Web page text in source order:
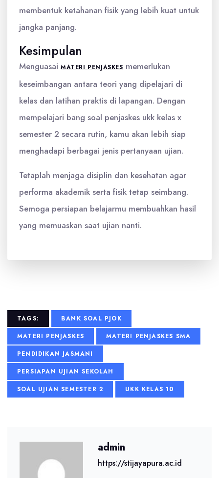
membentuk ketahanan fisik yang lebih kuat untuk
jangka panjang.
Kesimpulan
Menguasai MATERI PENJASKES memerlukan
keseimbangan antara teori yang dipelajari di
kelas dan latihan praktis di lapangan. Dengan
mempelajari bang soal penjaskes ukk kelas x
semester 2 secara rutin, kamu akan lebih siap
menghadapi berbagai jenis pertanyaan ujian.
Tetaplah menjaga disiplin dan kesehatan agar
performa akademik serta fisik tetap seimbang.
Semoga persiapan belajarmu membuahkan hasil
yang memuaskan saat ujian nanti.
TAGS:
BANK SOAL PJOK
MATERI PENJASKES
MATERI PENJASKES SMA
PENDIDIKAN JASMANI
PERSIAPAN UJIAN SEKOLAH
SOAL UJIAN SEMESTER 2
UKK KELAS 10
admin
https://stijayapura.ac.id